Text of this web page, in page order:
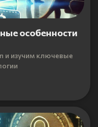
особенности
и изучим ключевые